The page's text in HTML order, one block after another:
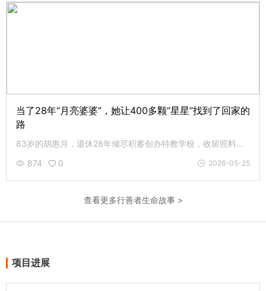
当了28年“月亮婆婆”，她让400多颗“星星”找到了回家的
路
83岁的胡惠月，退休28年倾尽积蓄创办特教学校，收留照料自闭症、智力障碍孩童。先后助力400余名特殊孩子顺利毕业，孩子们亲切称她“月亮婆婆”，以如月温情，默默守护每一位星星的孩子。
874
0 2026-05-25
查看更多行善者生命故事 >
项目进展